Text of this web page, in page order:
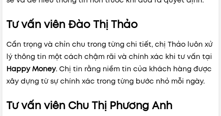
Tư vấn viên Đào Thị Thảo
Cẩn trọng và chỉn chu trong từng chi tiết, chị Thảo luôn xử
lý thông tin một cách chậm rãi và chính xác khi tư vấn tại
Happy Money. Chị tin rằng niềm tin của khách hàng được
xây dựng từ sự chính xác trong từng bước nhỏ mỗi ngày.
Tư vấn viên Chu Thị Phương Anh